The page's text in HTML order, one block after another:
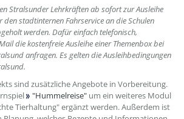
Stralsunder Lehrkräften ab sofort zur Ausleihe
stadtinternen Fahrservice an die Schulen
werden. Dafür einfach telefonisch,
die kostenfreie Ausleihe einer Themenbox bei
anfragen. Es gelten die Ausleihbedingungen
sind zusätzliche Angebote in Vorbereitung.
"Hummelreise" um ein weiteres Modul
Tierhaltung" ergänzt werden. Außerdem ist